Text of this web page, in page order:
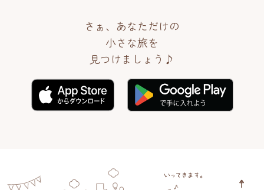
さぁ、あなただけの
小さな旅を
見つけましょう♪